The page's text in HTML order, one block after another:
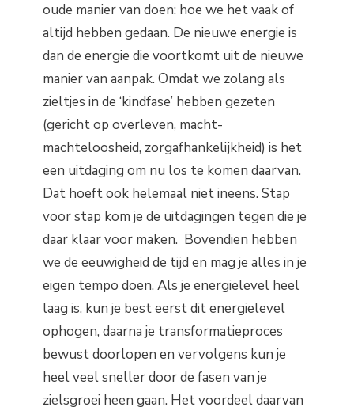
oude manier van doen: hoe we het vaak of
altijd hebben gedaan. De nieuwe energie is
dan de energie die voortkomt uit de nieuwe
manier van aanpak. Omdat we zolang als
zieltjes in de ‘kindfase’ hebben gezeten
(gericht op overleven, macht-
machteloosheid, zorgafhankelijkheid) is het
een uitdaging om nu los te komen daarvan.
Dat hoeft ook helemaal niet ineens. Stap
voor stap kom je de uitdagingen tegen die je
daar klaar voor maken. Bovendien hebben
we de eeuwigheid de tijd en mag je alles in je
eigen tempo doen. Als je energielevel heel
laag is, kun je best eerst dit energielevel
ophogen, daarna je transformatieproces
bewust doorlopen en vervolgens kun je
heel veel sneller door de fasen van je
zielsgroei heen gaan. Het voordeel daarvan